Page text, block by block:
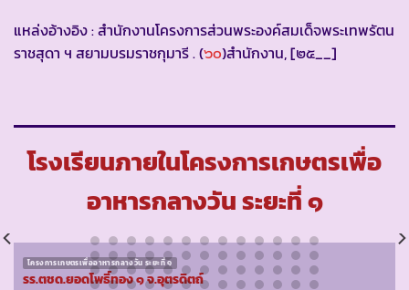
แหล่งอ้างอิง : สำนักงานโครงการส่วนพระองค์สมเด็จพระเทพรัตน
ราชสุดา ฯ สยามบรมราชกุมารี . (๖๐)สำนักงาน, [๒๕__]
โรงเรียนภายในโครงการเกษตรเพื่อ
อาหารกลางวัน ระยะที่ ๑
โครงการเกษตรเพื่ออาหารกลางวัน ระยะที่ ๑
รร.ตชด.ยอดโพธิ์ทอง ๑ จ.อุตรดิตถ์